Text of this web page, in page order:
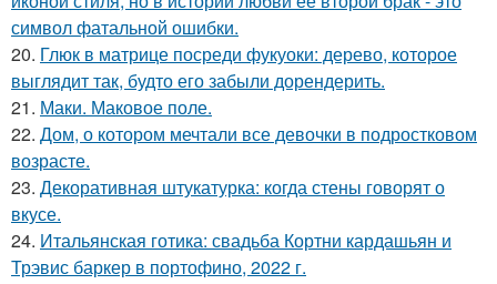
символ фатальной ошибки.
20. Глюк в матрице посреди фукуоки: дерево, которое
выглядит так, будто его забыли дорендерить.
21. Маки. Маковое поле.
22. Дом, о котором мечтали все девочки в подростковом
возрасте.
23. Декоративная штукатурка: когда стены говорят о
вкусе.
24. Итальянская готика: свадьба Кортни кардашьян и
Трэвис баркер в портофино, 2022 г.